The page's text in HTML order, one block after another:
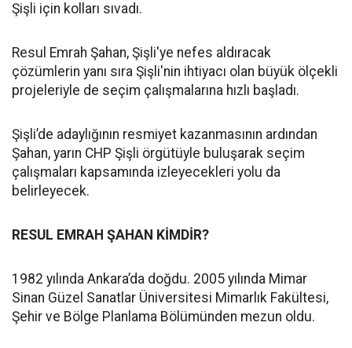
Şişli için kolları sıvadı.
Resul Emrah Şahan, Şişli'ye nefes aldıracak
çözümlerin yanı sıra Şişli'nin ihtiyacı olan büyük ölçekli
projeleriyle de seçim çalışmalarına hızlı başladı.
Şişli’de adaylığının resmiyet kazanmasının ardından
Şahan, yarın CHP Şişli örgütüyle buluşarak seçim
çalışmaları kapsamında izleyecekleri yolu da
belirleyecek.
RESUL EMRAH ŞAHAN KİMDİR?
1982 yılında Ankara’da doğdu. 2005 yılında Mimar
Sinan Güzel Sanatlar Üniversitesi Mimarlık Fakültesi,
Şehir ve Bölge Planlama Bölümünden mezun oldu.